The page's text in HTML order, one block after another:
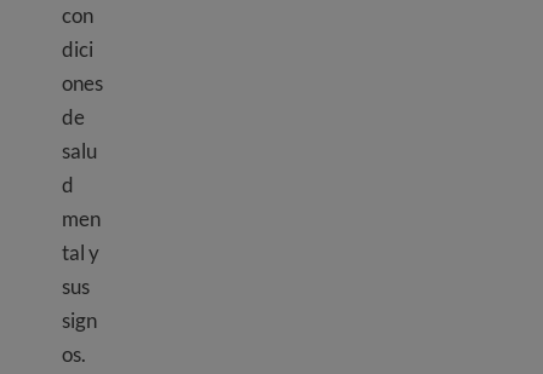
con
dici
ones
de
salu
d
men
tal y
sus
sign
os.